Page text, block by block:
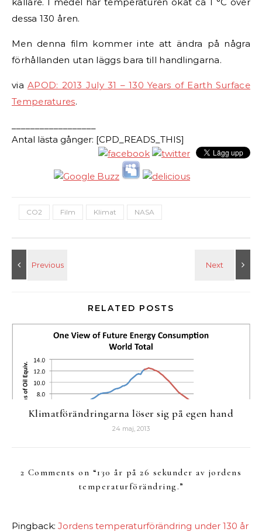
dessa 130 åren.
Men denna film kommer inte att ändra på några
förhållanden utan läggs bara till handlingarna.
via APOD: 2013 July 31 – 130 Years of Earth Surface
Temperatures.
Antal lästa gånger: [CPD_READS_THIS]
CO2 Film Klimat NASA
RELATED POSTS
Klimatförändringarna löser sig på egen hand
24 maj, 2013
2 Comments on “130 år på 26 sekunder av jordens
temperaturförändring.”
Pingback: Jordens temperaturförändring under 130 år